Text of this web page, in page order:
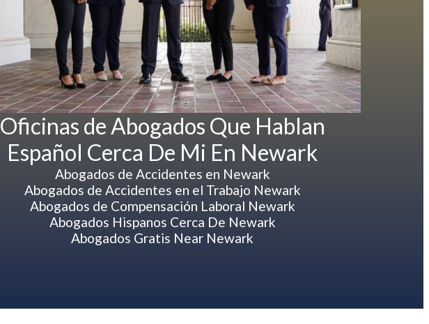
Oficinas de Abogados Que Hablan
Español Cerca De Mi En Newark
Abogados de Accidentes en Newark
Abogados de Accidentes en el Trabajo Newark
Abogados de Compensación Laboral Newark
Abogados Hispanos Cerca De Newark
Abogados Gratis Near Newark